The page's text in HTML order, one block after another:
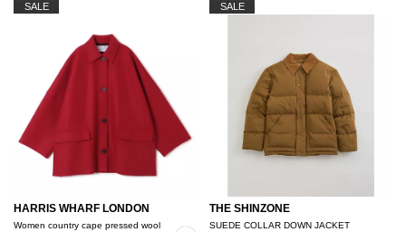
SALE
HARRIS WHARF LONDON
Women country cape pressed wool
SALE
THE SHINZONE
SUEDE COLLAR DOWN JACKET